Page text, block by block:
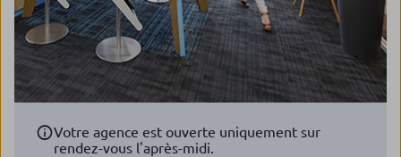
Votre agence est ouverte uniquement sur
rendez-vous l'après-midi.